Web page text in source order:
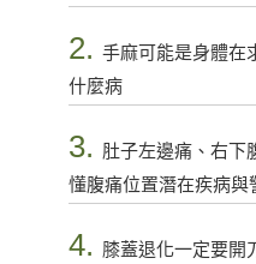
2. 手麻可能是身體在
什麼病
3. 肚子左邊痛、右下
懂腹痛位置潛在疾病與
4. 膝蓋退化一定要開